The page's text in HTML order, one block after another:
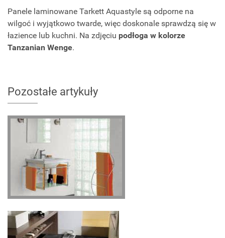
Panele laminowane Tarkett Aquastyle są odporne na
wilgoć i wyjątkowo twarde, więc doskonale sprawdzą się w
łazience lub kuchni. Na zdjęciu podłoga w kolorze
Tanzanian Wenge.
Pozostałe artykuły